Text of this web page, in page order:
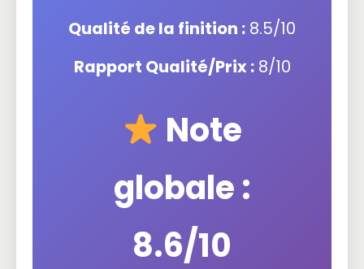
Qualité de la finition : 8.5/10
Rapport Qualité/Prix :8/10
Note
globale :
8.6/10